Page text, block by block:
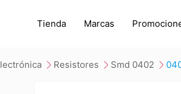
Tienda Marcas
electrónica resistores smd 0402